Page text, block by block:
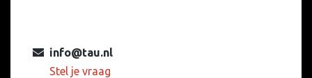
info@tau.nl
Stel je vraag